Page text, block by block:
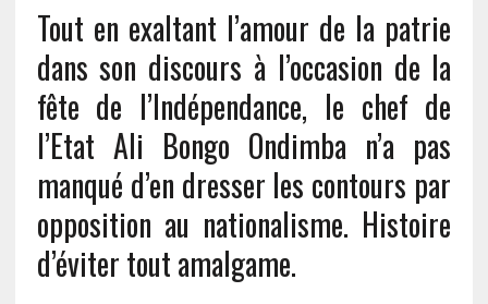
Tout en exaltant l’amour de la patrie
dans son discours à l’occasion de la
fête de l’Indépendance, le chef de
l’Etat Ali Bongo Ondimba n’a pas
manqué d’en dresser les contours par
opposition au nationalisme. Histoire
d’éviter tout amalgame.